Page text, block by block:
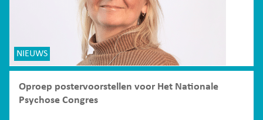
NIEUWS
Oproep postervoorstellen voor Het Nationale
Psychose Congres